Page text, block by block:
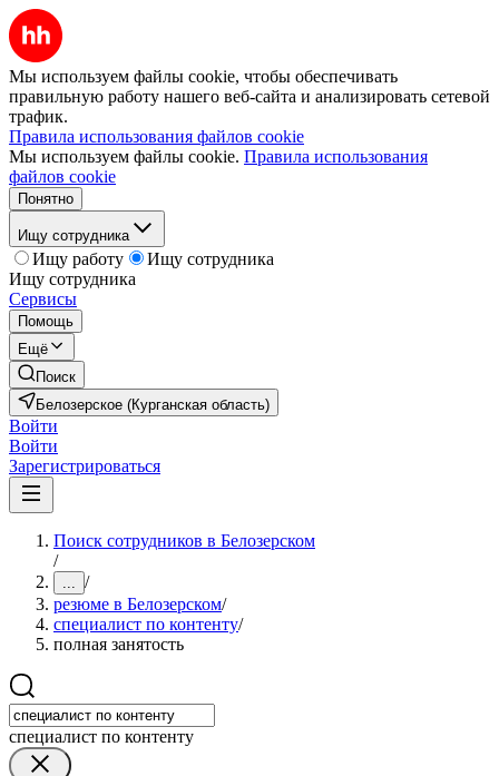
Мы используем файлы cookie, чтобы обеспечивать
правильную работу нашего веб-сайта и анализировать сетевой
трафик.
Правила использования файлов cookie
Мы используем файлы cookie. Правила использования
файлов cookie
Понятно
Ищу сотрудника
Ищу работу
Ищу сотрудника
Ищу сотрудника
Сервисы
Помощь
Ещё
Поиск
Белозерское (Курганская область)
Войти
Войти
Зарегистрироваться
Поиск сотрудников в Белозерском
/
... /
резюме в Белозерском/
специалист по контенту/
полная занятость
специалист по контенту